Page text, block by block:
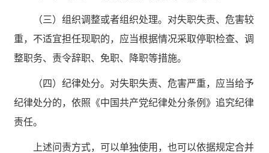
（三）组织调整或者组织处理。对失职失责、危害较
重，不适宜担任现职的，应当根据情况采取停职检查、调
整职务、责令辞职、免职、降职等措施。
（四）纪律处分。对失职失责、危害严重，应当给予
纪律处分的，依照《中国共产党纪律处分条例》追究纪律
责任。
上述问责方式，可以单独使用，也可以依据规定合并